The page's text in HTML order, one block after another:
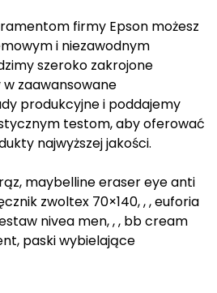
firmy Epson możesz
i niezawodnym
szeroko zakrojone
zaawansowane
produkcyjne i poddajemy
testom, aby oferować
najwyższej jakości.
maybelline eraser eye anti
zwoltex 70×140, , , euforia
nivea men, , , bb cream
paski wybielające